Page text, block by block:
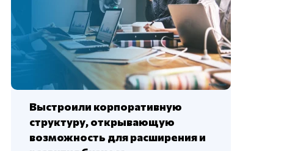
Выстроили корпоративную
структуру, открывающую
возможность для расширения и